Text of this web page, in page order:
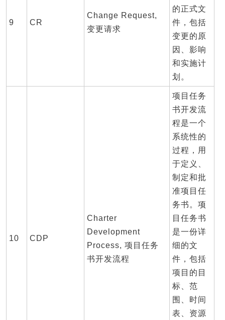
9 CR
Change Request,
变更请求
的正式文
件，包括
变更的原
因、影响
和实施计
划。
10 CDP
Charter
Development
Process, 项目任务
书开发流程
项目任务
书开发流
程是一个
系统性的
过程，用
于定义、
制定和批
准项目任
务书。项
目任务书
是一份详
细的文
件，包括
项目的目
标、范
围、时间
表、资源